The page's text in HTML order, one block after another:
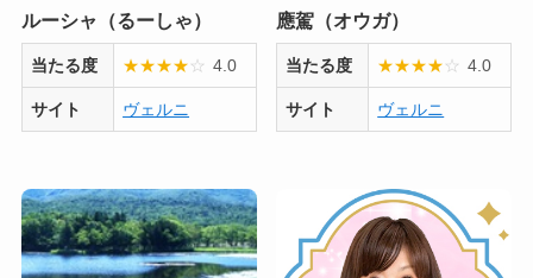
ルーシャ（るーしゃ）
当たる度 ★★★★☆ 4.0
サイト ヴェルニ
應駕（オウガ）
当たる度 ★★★★☆ 4.0
サイト ヴェルニ